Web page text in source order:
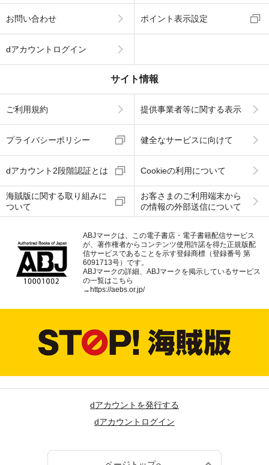
お問い合わせ ポイント表示設定
dアカウントログイン
サイト情報
ご利用規約 提供事業者等に関する表示
プライバシーポリシー 健全なサービスに向けて
dアカウント2段階認証とは Cookieの利用について
海賊版に関する取り組みに
ついて
お客さまのご利用端末から
の情報の外部送信について
ABJマークは、この電子書店・電子書籍配信サービス
が、著作権者からコンテンツ使用許諾を得た正規版配
信サービスであることを示す登録商標（登録番号 第
6091713号）です。
ABJマークの詳細、ABJマークを掲示しているサービス
の一覧はこちら
→ https://aebs.or.jp/
dアカウントを発行する
dアカウントログイン